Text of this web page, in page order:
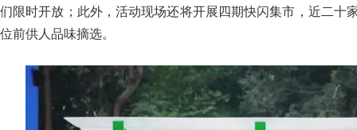
们限时开放；此外，活动现场还将开展四期快闪集市，近二十
位前供人品味摘选。